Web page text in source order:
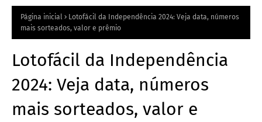
Página inicial
Lotofácil da Independência 2024: Veja data, números
mais sorteados, valor e prêmio
Lotofácil da Independência
2024: Veja data, números
mais sorteados, valor e